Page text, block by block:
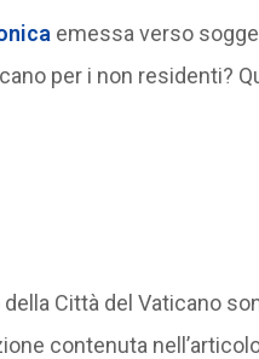
emessa verso
per i non residenti?
Città del Vaticano
contenuta